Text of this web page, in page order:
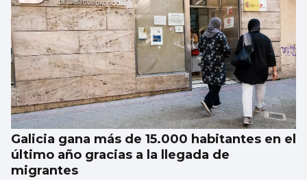
MÚSICA
Lucas Paulano representará a España en
Eurovisión Junior 2026
Galicia gana más de 15.000 habitantes en el
último año gracias a la llegada de
migrantes